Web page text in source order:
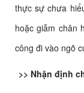
thực sự chưa
hoặc giẫm chân
công đi vào ngõ
>> Nhận định